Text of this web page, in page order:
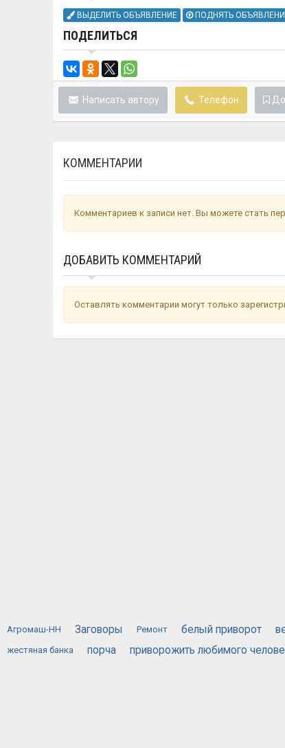
ВЫДЕЛИТЬ ОБЪЯВЛЕНИЕ ПОДНЯТЬ
ПОДЕЛИТЬСЯ
Написать автору Телефон
КОММЕНТАРИИ
Комментариев к записи нет. Вы можете стать
ДОБАВИТЬ КОММЕНТАРИЙ
Оставлять комментарии могут только
Агромаш-НН Заговоры Ремонт белый приворот
жестяная банка порча приворожить любимого